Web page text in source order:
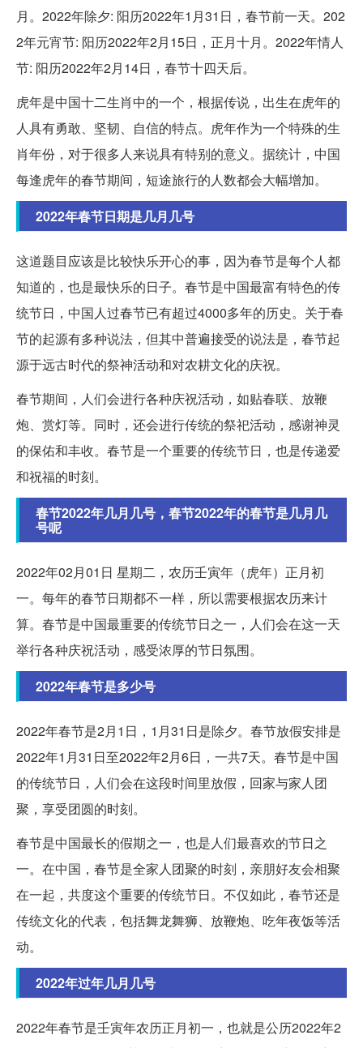
月。2022年除夕: 阳历2022年1月31日，春节前一天。202
2年元宵节: 阳历2022年2月15日，正月十月。2022年情人
节: 阳历2022年2月14日，春节十四天后。
虎年是中国十二生肖中的一个，根据传说，出生在虎年的
人具有勇敢、坚韧、自信的特点。虎年作为一个特殊的生
肖年份，对于很多人来说具有特别的意义。据统计，中国
每逢虎年的春节期间，短途旅行的人数都会大幅增加。
2022年春节日期是几月几号
这道题目应该是比较快乐开心的事，因为春节是每个人都
知道的，也是最快乐的日子。春节是中国最富有特色的传
统节日，中国人过春节已有超过4000多年的历史。关于春
节的起源有多种说法，但其中普遍接受的说法是，春节起
源于远古时代的祭神活动和对农耕文化的庆祝。
春节期间，人们会进行各种庆祝活动，如贴春联、放鞭
炮、赏灯等。同时，还会进行传统的祭祀活动，感谢神灵
的保佑和丰收。春节是一个重要的传统节日，也是传递爱
和祝福的时刻。
春节2022年几月几号，春节2022年的春节是几月几
号呢
2022年02月01日 星期二，农历壬寅年（虎年）正月初
一。每年的春节日期都不一样，所以需要根据农历来计
算。春节是中国最重要的传统节日之一，人们会在这一天
举行各种庆祝活动，感受浓厚的节日氛围。
2022年春节是多少号
2022年春节是2月1日，1月31日是除夕。春节放假安排是
2022年1月31日至2022年2月6日，一共7天。春节是中国
的传统节日，人们会在这段时间里放假，回家与家人团
聚，享受团圆的时刻。
春节是中国最长的假期之一，也是人们最喜欢的节日之
一。在中国，春节是全家人团聚的时刻，亲朋好友会相聚
在一起，共度这个重要的传统节日。不仅如此，春节还是
传统文化的代表，包括舞龙舞狮、放鞭炮、吃年夜饭等活
动。
2022年过年几月几号
2022年春节是壬寅年农历正月初一，也就是公历2022年2